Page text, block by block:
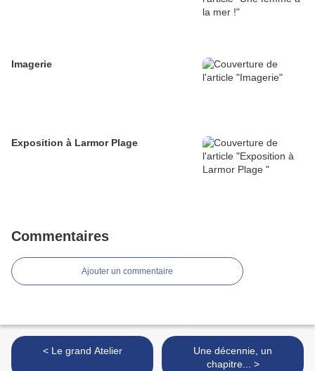
Imagerie
Exposition à Larmor Plage
Commentaires
Ajouter un commentaire
< Le grand Atelier
Une décennie, un
chapitre... >